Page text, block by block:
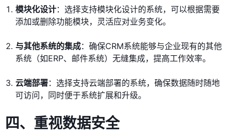
模块化设计：选择支持模块化设计的系统，可以根据需要
添加或删除功能模块，灵活应对业务变化。
与其他系统的集成：确保CRM系统能够与企业现有的其他
系统（如ERP、邮件系统）无缝集成，提高工作效率。
云端部署：选择支持云端部署的系统，确保数据随时随地
可访问，同时便于系统扩展和升级。
四、重视数据安全